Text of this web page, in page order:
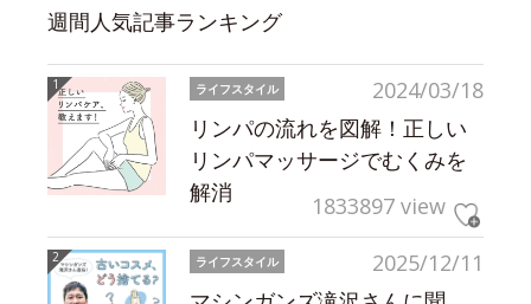
週間人気記事ランキング
2024/03/18
ライフスタイル
リンパの流れを図解！正しい
リンパマッサージでむくみを
解消
1833897 view
2025/12/11
ライフスタイル